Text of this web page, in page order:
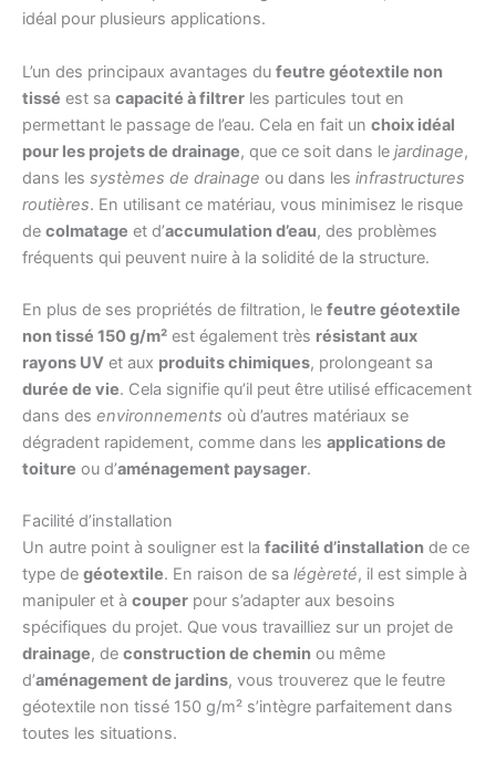
idéal pour plusieurs applications.
L’un des principaux avantages du feutre géotextile non
tissé est sa capacité à filtrer les particules tout en
permettant le passage de l’eau. Cela en fait un choix idéal
pour les projets de drainage, que ce soit dans le jardinage,
dans les systèmes de drainage ou dans les infrastructures
routières. En utilisant ce matériau, vous minimisez le risque
de colmatage et d’accumulation d’eau, des problèmes
fréquents qui peuvent nuire à la solidité de la structure.
En plus de ses propriétés de filtration, le feutre géotextile
non tissé 150 g/m² est également très résistant aux
rayons UV et aux produits chimiques, prolongeant sa
durée de vie. Cela signifie qu’il peut être utilisé efficacement
dans des environnements où d’autres matériaux se
dégradent rapidement, comme dans les applications de
toiture ou d’aménagement paysager.
Facilité d’installation
Un autre point à souligner est la facilité d’installation de ce
type de géotextile. En raison de sa légèreté, il est simple à
manipuler et à couper pour s’adapter aux besoins
spécifiques du projet. Que vous travailliez sur un projet de
drainage, de construction de chemin ou même
d’aménagement de jardins, vous trouverez que le feutre
géotextile non tissé 150 g/m² s’intègre parfaitement dans
toutes les situations.